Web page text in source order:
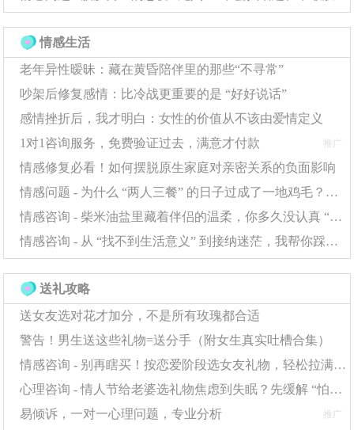
问题时，给自己设定3个月的观察期，期间避免重大决定，
这种缓冲策略能预防68%的冲动行为。
兴趣转移是应对情感问题的积极策略。培养新爱好的
人，其走出暗恋阴影的速度快40%。处理这类情感问题
时，可以尝试学习新技能，这种正向投入能使自我价值感
提升60%。
数字戒断有助于缓解情感问题。减少社交媒体使用能
使暗恋执着度降低50%。面对这类情感问题时，建议每天
限制社交软件使用在30分钟内，这种自律能使心理依赖程
专业干预能加速情感问题的解决。接受心理咨询的暗
环境改变对解决情感问题效果突出。更换生活场景的
人，其心理适应力提升70%。应对这类情感问题时，可以
情感生活
老年异性暧昧：藏在黄昏陪伴里的那些“不寻常”
吵架后修复感情：比冷战更重要的是 “好好说话”
感情挫折后，我才明白：女性的价值从不该由爱情定义
1对1咨询服务，免费验证过去，满意才付款
推广
情感修复必看！如何摆脱原生家庭对亲密关系的负面影响
情感问题 - 为什么 “两人三餐” 的日子过成了一地鸡毛？这些问题正在消耗你的幸福
情感咨询 - 柴米油盐里藏着伴侣的温柔，你多久没认真 “看见” 了？
情感咨询 - 从 “找不到生活意义” 到接纳迷茫，我帮你踩过这些坑
送礼攻略
送女友选对花才加分，不是所有玫瑰都合适
警告！男生送这些礼物=送分手（附女生真实吐槽合集）
情感咨询 - 别再瞎买！按恋爱阶段选女友礼物，轻松拉满彼此感情浓度
心理咨询 - 情人节给老婆选礼物焦虑到失眠？先缓解 “怕出错” 的心理，选对礼物更轻松
易倾诉，一对一心理问题，专业分析
推广